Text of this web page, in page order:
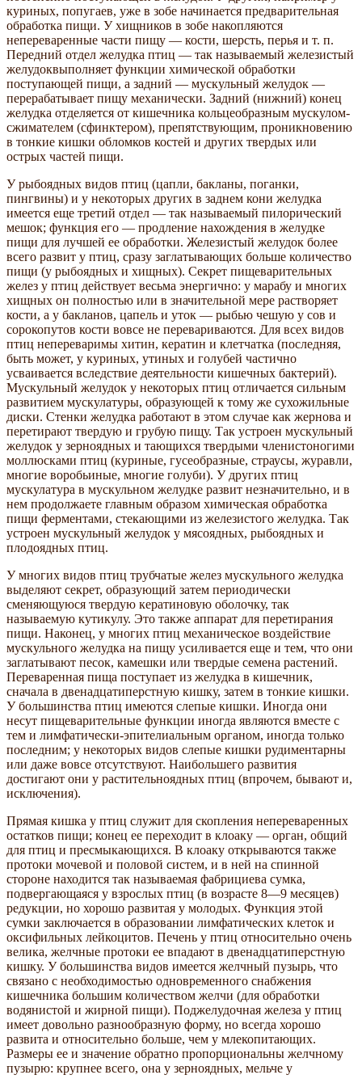
куриных, попугаев, уже в зобе начинается предварительная
обработка пищи. У хищников в зобе накопляются
непереваренные части пищу — кости, шерсть, перья и т. п.
Передний отдел желудка птиц — так называемый железистый
желудоквыполняет функции химической обработки
поступающей пищи, а задний — мускульный желудок —
перерабатывает пищу механически. Задний (нижний) конец
желудка отделяется от кишечника кольцеобразным мускулом-
сжимателем (сфинктером), препятствующим, проникновению
в тонкие кишки обломков костей и других твердых или
острых частей пищи.
У рыбоядных видов птиц (цапли, бакланы, поганки,
пингвины) и у некоторых других в заднем кони желудка
имеется еще третий отдел — так называемый пилорический
мешок; функция его — продление нахождения в желудке
пищи для лучшей ее обработки. Железистый желудок более
всего развит у птиц, сразу заглатывающих больше количество
пищи (у рыбоядных и хищных). Секрет пищеварительных
желез у птиц действует весьма энергично: у марабу и многих
хищных он полностью или в значительной мере растворяет
кости, а у бакланов, цапель и уток — рыбью чешую у сов и
сорокопутов кости вовсе не перевариваются. Для всех видов
птиц непереваримы хитин, кератин и клетчатка (последняя,
быть может, у куриных, утиных и голубей частично
усваивается вследствие деятельности кишечных бактерий).
Мускульный желудок у некоторых птиц отличается сильным
развитием мускулатуры, образующей к тому же сухожильные
диски. Стенки желудка работают в этом случае как жернова и
перетирают твердую и грубую пищу. Так устроен мускульный
желудок у зерноядных и тающихся твердыми членистоногими
моллюсками птиц (куриные, гусеобразные, страусы, журавли,
многие воробьиные, многие голуби). У других птиц
мускулатура в мускульном желудке развит незначительно, и в
нем продолжаете главным образом химическая обработка
пищи ферментами, стекающими из железистого желудка. Так
устроен мускульный желудок у мясоядных, рыбоядных и
плодоядных птиц.
У многих видов птиц трубчатые желез мускульного желудка
выделяют секрет, образующий затем периодически
сменяющуюся твердую кератиновую оболочку, так
называемую кутикулу. Это также аппарат для перетирания
пищи. Наконец, у многих птиц механическое воздействие
мускульного желудка на пищу усиливается еще и тем, что они
заглатывают песок, камешки или твердые семена растений.
Переваренная пища поступает из желудка в кишечник,
сначала в двенадцатиперстную кишку, затем в тонкие кишки.
У большинства птиц имеются слепые кишки. Иногда они
несут пищеварительные функции иногда являются вместе с
тем и лимфатически-эпителиальным органом, иногда только
последним; у некоторых видов слепые кишки рудиментарны
или даже вовсе отсутствуют. Наибольшего развития
достигают они у растительноядных птиц (впрочем, бывают и,
исключения).
Прямая кишка у птиц служит для скопления непереваренных
остатков пищи; конец ее переходит в клоаку — орган, общий
для птиц и пресмыкающихся. В клоаку открываются также
протоки мочевой и половой систем, и в ней на спинной
стороне находится так называемая фабрициева сумка,
подвергающаяся у взрослых птиц (в возрасте 8—9 месяцев)
редукции, но хорошо развитая у молодых. Функция этой
сумки заключается в образовании лимфатических клеток и
оксифильных лейкоцитов. Печень у птиц относительно очень
велика, желчные протоки ее впадают в двенадцатиперстную
кишку. У большинства видов имеется желчный пузырь, что
связано с необходимостью одновременного снабжения
кишечника большим количеством желчи (для обработки
водянистой и жирной пищи). Поджелудочная железа у птиц
имеет довольно разнообразную форму, но всегда хорошо
развита и относительно больше, чем у млекопитающих.
Размеры ее и значение обратно пропорциональны желчному
пузырю: крупнее всего, она у зерноядных, мельче у